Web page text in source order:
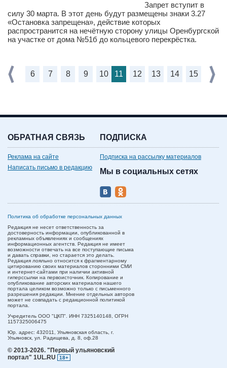
Запрет вступит в
силу 30 марта. В этот день будут размещены знаки 3.27
«Остановка запрещена», действие которых
распространится на нечётную сторону улицы Оренбургской
на участке от дома №51б до кольцевого перекрёстка.
6 7 8 9 10 11 12 13 14 15
ОБРАТНАЯ СВЯЗЬ
Реклама на сайте
Написать письмо в редакцию
ПОДПИСКА
Подписка на рассылку материалов
Мы в социальных сетях
Политика об обработке персональных данных
Редакция не несет ответственность за
достоверность информации, опубликованной в
рекламных объявлениях и сообщениях
информационных агентств. Редакция не имеет
возможности отвечать на все поступающие письма
и давать справки, но старается это делать.
Редакция лояльно относится к фрагментарному
цитированию своих материалов сторонними СМИ
и интернет-сайтами при наличии активной
гиперссылки на первоисточник. Копирование и
опубликование авторских материалов нашего
портала целиком возможно только с письменного
разрешения редакции. Мнение отдельных авторов
может не совпадать с редакционной политикой
портала.
Учредитель ООО "ЦКП". ИНН 7325140148, ОГРН
1157325006475
Юр. адрес: 432011, Ульяновская область, г.
Ульяновск, ул. Радищева, д. 8, оф.28
© 2013-2026. "Первый ульяновский
портал" 1UL.RU
18+